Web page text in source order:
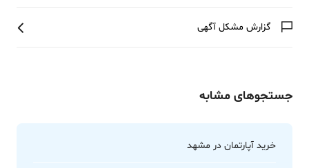
گزارش مشکل آگهی
جستجوهای مشابه
خرید آپارتمان در مشهد